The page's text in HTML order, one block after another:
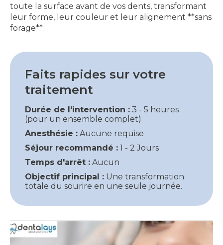
toute la surface avant de vos dents, transformant
leur forme, leur couleur et leur alignement **sans
forage**.
Faits rapides sur votre
traitement
Durée de l'intervention : 3 - 5 heures
(pour un ensemble complet)
Anesthésie : Aucune requise
Séjour recommandé : 1 - 2 Jours
Temps d'arrêt : Aucun
Objectif principal : Une transformation
totale du sourire en une seule journée.